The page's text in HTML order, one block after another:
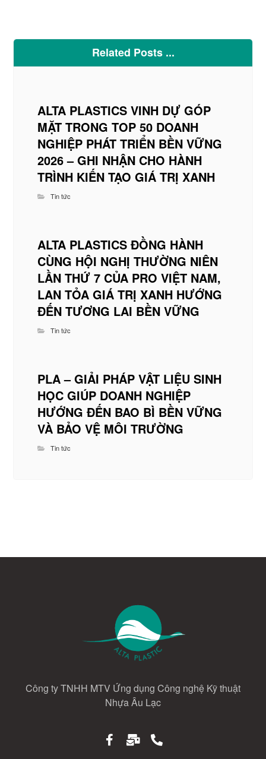
Related Posts ...
ALTA PLASTICS VINH DỰ GÓP
MẶT TRONG TOP 50 DOANH
NGHIỆP PHÁT TRIỂN BỀN VỮNG
2026 – GHI NHẬN CHO HÀNH
TRÌNH KIẾN TẠO GIÁ TRỊ XANH
Tin tức
ALTA PLASTICS ĐỒNG HÀNH
CÙNG HỘI NGHỊ THƯỜNG NIÊN
LẦN THỨ 7 CỦA PRO VIỆT NAM,
LAN TỎA GIÁ TRỊ XANH HƯỚNG
ĐẾN TƯƠNG LAI BỀN VỮNG
Tin tức
PLA – GIẢI PHÁP VẬT LIỆU SINH
HỌC GIÚP DOANH NGHIỆP
HƯỚNG ĐẾN BAO BÌ BỀN VỮNG
VÀ BẢO VỆ MÔI TRƯỜNG
Tin tức
Công ty TNHH MTV Ứng dụng Công nghệ Kỹ thuật
Nhựa Âu Lạc